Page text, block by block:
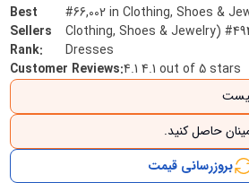
Best
Sellers
Rank:
#66,002 in Clothing, Shoes &
Clothing, Shoes & Jewelry)
Dresses
Customer Reviews:4.1 4.1 out of 5 stars
حاصل کنید.
بروزرسانی قیمت